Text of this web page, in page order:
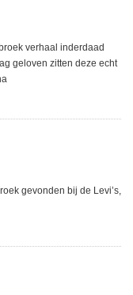
verhaal inderdaad
geloven zitten deze echt
gevonden bij de Levi’s,